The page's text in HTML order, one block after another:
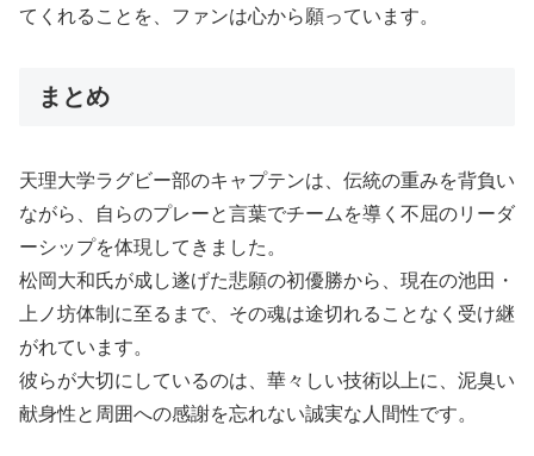
てくれることを、ファンは心から願っています。
まとめ
天理大学ラグビー部のキャプテンは、伝統の重みを背負い
ながら、自らのプレーと言葉でチームを導く不屈のリーダ
ーシップを体現してきました。
松岡大和氏が成し遂げた悲願の初優勝から、現在の池田・
上ノ坊体制に至るまで、その魂は途切れることなく受け継
がれています。
彼らが大切にしているのは、華々しい技術以上に、泥臭い
献身性と周囲への感謝を忘れない誠実な人間性です。